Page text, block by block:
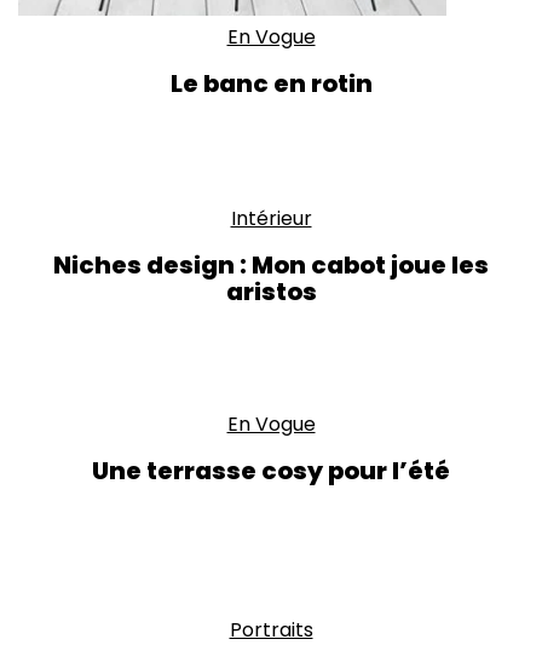
En Vogue
Le banc en rotin
Intérieur
Niches design : Mon cabot joue les
aristos
En Vogue
Une terrasse cosy pour l’été
Portraits